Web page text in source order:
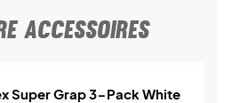
ACCESSOIRES
Super Grap 3-Pack White